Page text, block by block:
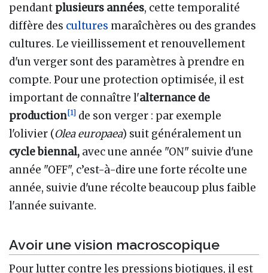
pendant plusieurs années, cette temporalité
diffère des cultures maraîchères ou des grandes
cultures. Le vieillissement et renouvellement
d'un verger sont des paramètres à prendre en
compte. Pour une protection optimisée, il est
important de connaître l'alternance de
production[1] de son verger : par exemple
l'olivier (Olea europaea) suit généralement un
cycle biennal, avec une année "ON" suivie d'une
année "OFF", c’est-à-dire une forte récolte une
année, suivie d'une récolte beaucoup plus faible
l'année suivante.
Avoir une vision macroscopique
Pour lutter contre les pressions biotiques, il est